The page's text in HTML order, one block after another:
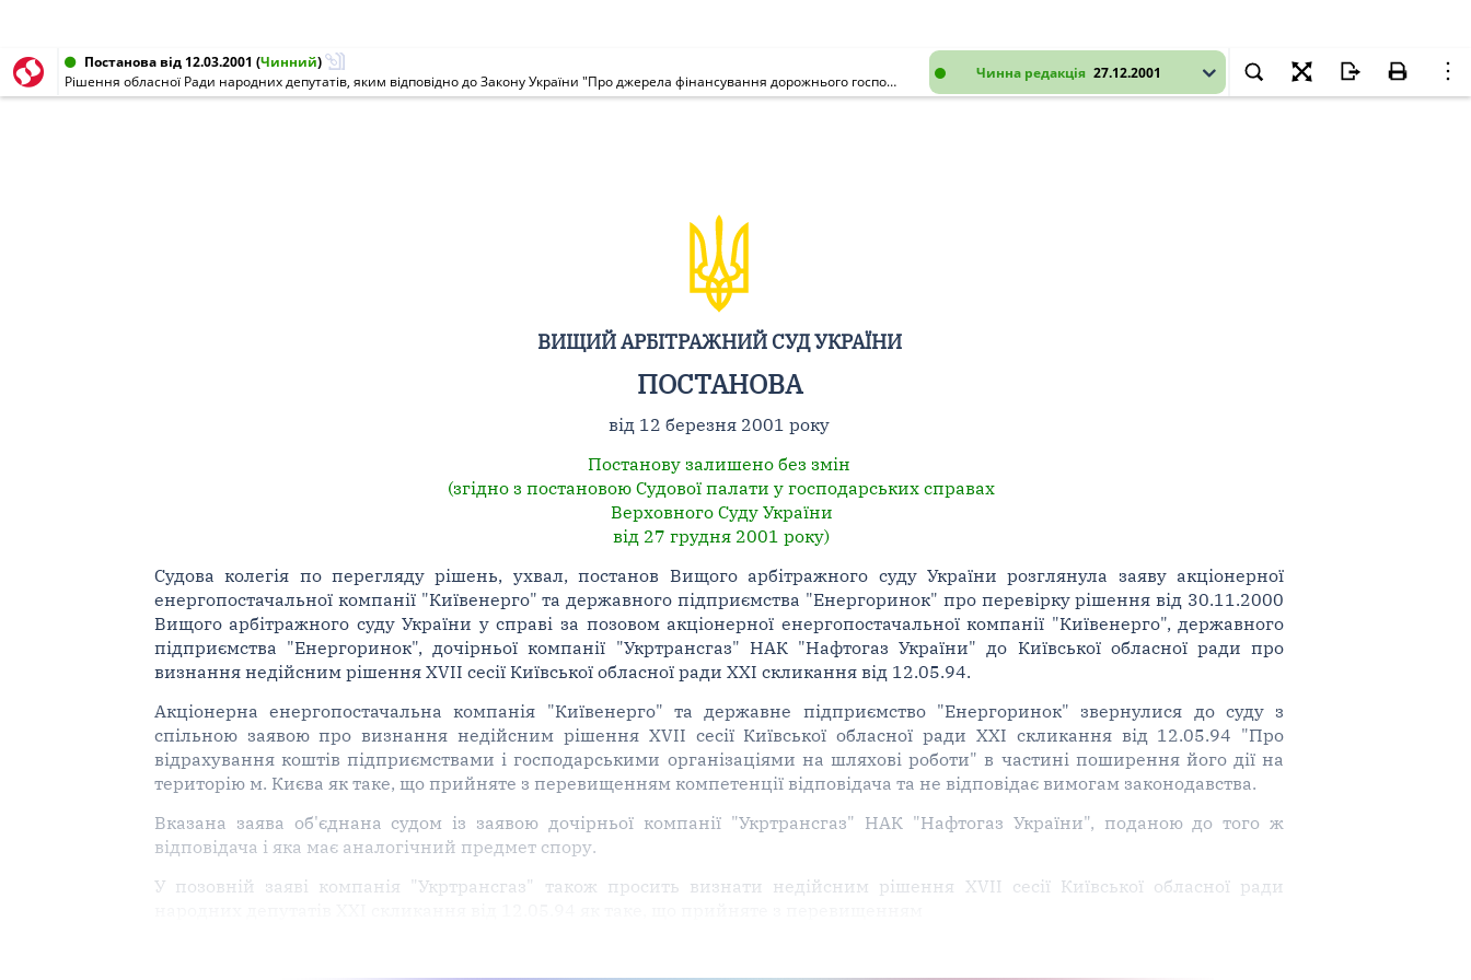
Чинна редакція 27.12.2001
Постанова від 12.03.2001 (Чинний)
Рішення обласної Ради народних депутатів, яким відповідно до Закону України "Про джерела фінансування дорожнього господарства України" у 1994 році було визначено розмір відрахувань на дорожні роботи та напрями їх використання, не суперечить законодавству, що діяло на момент його прийняття. Зазначене рішення не може бути визнано недійсним з підстав його невідповідності Конституції України 1996 року, оскільки це суперечило б закріпленому у статті 58 Конституції України принципу, згідно з яким закони та інші нормативно-правові акти не мають зворотної дії в часі, крім випадків, коли вони пом'якшують або скасовують відповідальність особи
ВИЩИЙ АРБІТРАЖНИЙ СУД УКРАЇНИ
ПОСТАНОВА
від 12 березня 2001 року
Постанову залишено без змін
(згідно з постановою Судової палати у господарських справах
Верховного Суду України
від 27 грудня 2001 року)
Судова колегія по перегляду рішень, ухвал, постанов Вищого арбітражного суду України розглянула заяву акціонерної
енергопостачальної компанії "Київенерго" та державного підприємства "Енергоринок" про перевірку рішення від 30.11.2000
Вищого арбітражного суду України у справі за позовом акціонерної енергопостачальної компанії "Київенерго", державного
підприємства "Енергоринок", дочірньої компанії "Укртрансгаз" НАК "Нафтогаз України" до Київської обласної ради про
визнання недійсним рішення XVII сесії Київської обласної ради XXI скликання від 12.05.94.
Акціонерна енергопостачальна компанія "Київенерго" та державне підприємство "Енергоринок" звернулися до суду з
спільною заявою про визнання недійсним рішення XVII сесії Київської обласної ради XXI скликання від 12.05.94 "Про
відрахування коштів підприємствами і господарськими організаціями на шляхові роботи" в частині поширення його дії на
територію м. Києва як таке, що прийняте з перевищенням компетенції відповідача та не відповідає вимогам законодавства.
Вказана заява об'єднана судом із заявою дочірньої компанії "Укртрансгаз" НАК "Нафтогаз України", поданою до того ж
відповідача і яка має аналогічний предмет спору.
У позовній заяві компанія "Укртрансгаз" також просить визнати недійсним рішення XVII сесії Київської обласної ради